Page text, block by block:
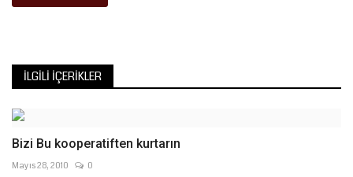
İLGILI İÇERIKLER
Bizi Bu kooperatiften kurtarın
Mayıs 28, 2010 0